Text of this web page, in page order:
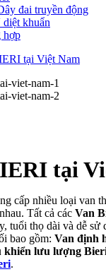
đai truyền động
khuẩn
hợp
tại Việt Nam
tại
cấp nhiều loại van
Tất cả các Van
tuổi thọ dài và dễ sử
bao gồm: Van định
khiển lưu lượng
.